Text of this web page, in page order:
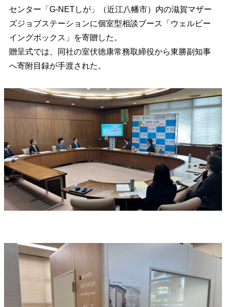
センター「G-NETしが」（近江八幡市）内の滋賀マザー
ズジョブステーションに個室型相談ブース「ウェルビー
イングボックス」を寄贈した。
贈呈式では、同社の室伏徳康常務取締役から東勝副知事
へ寄附目録が手渡された。